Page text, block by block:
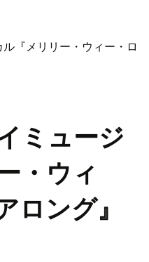
『メリリー・ウィー・ロ
ミュージ
・ウィ
ロング』